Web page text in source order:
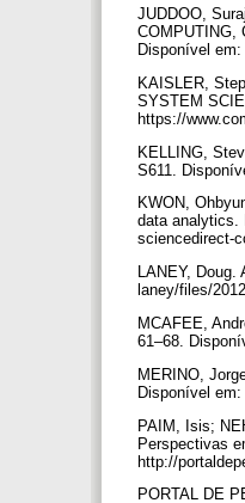
JUDDOO,
COMPUTING,
Disponível
KAISLER,
SYSTEM
https://
KELLING,
S611.
KWON,
data analytics.
sciencedirect-
LANEY,
laney/files/
MCAFEE,
61–68.
MERINO,
Disponível
PAIM, Isis;
Perspectivas
http://
PORTAL DE